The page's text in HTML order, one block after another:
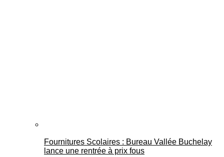
Fournitures Scolaires : Bureau Vallée Buchelay
lance une rentrée à prix fous